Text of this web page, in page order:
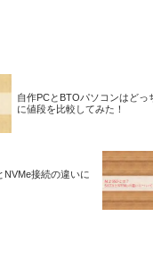
自作PCとBTOパソコンはどっ
に値段を比較してみた！
NVMe接続の違いに